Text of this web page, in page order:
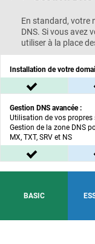
Gestion DNS :
En standard, votre
DNS. Si vous avez
utiliser à la place
Installation de votre
inclus dans
Gestion DNS avancée :
Utilisation de vos propres
Gestion de la zone DNS
MX, TXT, SRV et NS
inclus dans
Offre
BASIC